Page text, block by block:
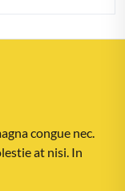
congue nec.
at nisi. In